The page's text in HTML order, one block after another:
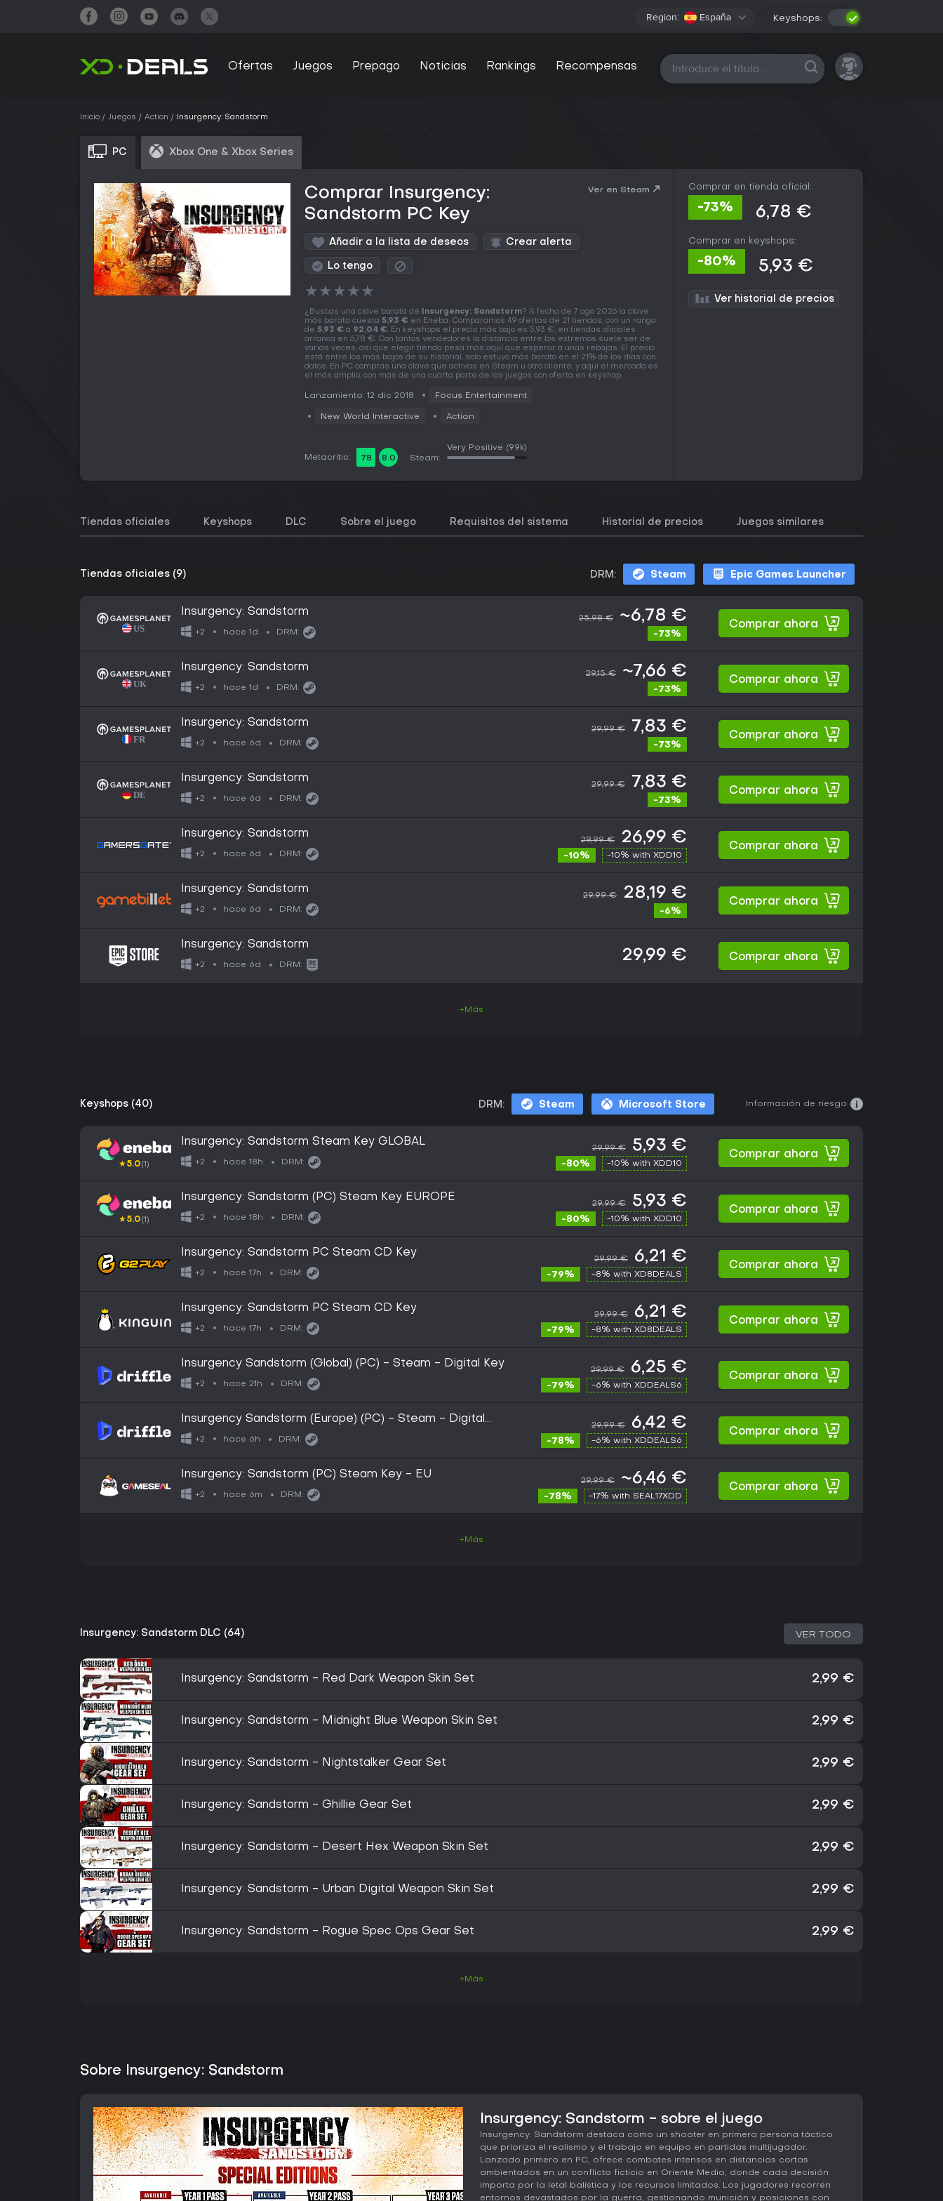
Region: España Keyshops:
Ofertas Juegos Prepago Noticias Rankings Recompensas Todas las plataformas
Inicio Juegos Action Insurgency: Sandstorm
PC Xbox One & Xbox Series
Comprar Insurgency:
Sandstorm PC Key
Ver en Steam
Añadir a la lista de deseos Crear alerta
Lo tengo
★★★★★
¿Buscas una clave barata de Insurgency: Sandstorm? A fecha de 7 ago 2026 la clave
más barata cuesta 5,93 € en Eneba. Comparamos 49 ofertas de 21 tiendas, con un rango
de 5,93 € a 92,04 €. En keyshops el precio más bajo es 5,93 €, en tiendas oficiales
arranca en 6,78 €. Con tantos vendedores la distancia entre los extremos suele ser de
varias veces, así que elegir tienda pesa más aquí que esperar a unas rebajas. El precio
está entre los más bajos de su historial, solo estuvo más barato en el 21% de los días con
datos. En PC compras una clave que activas en Steam u otro cliente, y aquí el mercado es
el más amplio, con más de una cuarta parte de los juegos con oferta en keyshop.
Lanzamiento: 12 dic 2018 Focus Entertainment
New World Interactive Action
Metacritic: 78 8.0 Steam:
Very Positive (99k)
Comprar en tienda oficial:
-73% 6,78 €
Comprar en keyshops:
-80% 5,93 €
Ver historial de precios
Tiendas oficiales Keyshops DLC Sobre el juego Requisitos del sistema Historial de precios Juegos similares
Tiendas oficiales (9) DRM: Steam Epic Games Launcher
Insurgency: Sandstorm
+2 hace 1d DRM:
25,98 € ~6,78 €
-73%
Comprar ahora
Insurgency: Sandstorm
+2 hace 1d DRM:
29,15 € ~7,66 €
-73%
Comprar ahora
Insurgency: Sandstorm
+2 hace 6d DRM:
29,99 € 7,83 €
-73%
Comprar ahora
Insurgency: Sandstorm
+2 hace 6d DRM:
29,99 € 7,83 €
-73%
Comprar ahora
Insurgency: Sandstorm
+2 hace 6d DRM:
29,99 € 26,99 €
-10% -10% with XDD10
Comprar ahora
Insurgency: Sandstorm
+2 hace 6d DRM:
29,99 € 28,19 €
-6%
Comprar ahora
Insurgency: Sandstorm
+2 hace 6d DRM:
29,99 € Comprar ahora
+Más
Keyshops (40) DRM: Steam Microsoft Store Información de riesgo:
★5.0(1)
Insurgency: Sandstorm Steam Key GLOBAL
+2 hace 18h DRM:
29,99 € 5,93 €
-80% -10% with XDD10
Comprar ahora
★5.0(1)
Insurgency: Sandstorm (PC) Steam Key EUROPE
+2 hace 18h DRM:
29,99 € 5,93 €
-80% -10% with XDD10
Comprar ahora
Insurgency: Sandstorm PC Steam CD Key
+2 hace 17h DRM:
29,99 € 6,21 €
-79% -8% with XD8DEALS
Comprar ahora
Insurgency: Sandstorm PC Steam CD Key
+2 hace 17h DRM:
29,99 € 6,21 €
-79% -8% with XD8DEALS
Comprar ahora
Insurgency Sandstorm (Global) (PC) - Steam - Digital Key
+2 hace 21h DRM:
29,99 € 6,25 €
-79% -6% with XDDEALS6
Comprar ahora
Insurgency Sandstorm (Europe) (PC) - Steam - Digital
Key
+2 hace 6h DRM:
29,99 € 6,42 €
-78% -6% with XDDEALS6
Comprar ahora
Insurgency: Sandstorm (PC) Steam Key - EU
+2 hace 6m DRM:
29,99 € ~6,46 €
-78% -17% with SEAL17XDD
Comprar ahora
+Más
Insurgency: Sandstorm DLC (64) VER TODO
Insurgency: Sandstorm - Red Dark Weapon Skin Set 2,99 €
Insurgency: Sandstorm - Midnight Blue Weapon Skin Set 2,99 €
Insurgency: Sandstorm - Nightstalker Gear Set 2,99 €
Insurgency: Sandstorm - Ghillie Gear Set 2,99 €
Insurgency: Sandstorm - Desert Hex Weapon Skin Set 2,99 €
Insurgency: Sandstorm - Urban Digital Weapon Skin Set 2,99 €
Insurgency: Sandstorm - Rogue Spec Ops Gear Set 2,99 €
+Más
Sobre Insurgency: Sandstorm
Insurgency: Sandstorm - sobre el juego
Insurgency: Sandstorm destaca como un shooter en primera persona táctico
que prioriza el realismo y el trabajo en equipo en partidas multijugador.
Lanzado primero en PC, ofrece combates intensos en distancias cortas
ambientados en un conflicto ficticio en Oriente Medio, donde cada decisión
importa por la letal balística y los recursos limitados. Los jugadores recorren
entornos devastados por la guerra, gestionando munición y posiciones con